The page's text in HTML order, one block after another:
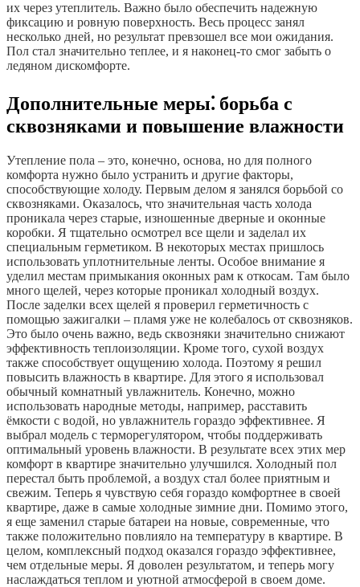
их через утеплитель. Важно было обеспечить надежную
фиксацию и ровную поверхность. Весь процесс занял
несколько дней, но результат превзошел все мои ожидания.
Пол стал значительно теплее, и я наконец-то смог забыть о
ледяном дискомфорте.
Дополнительные меры⁚ борьба с
сквозняками и повышение влажности
Утепление пола – это, конечно, основа, но для полного
комфорта нужно было устранить и другие факторы,
способствующие холоду. Первым делом я занялся борьбой со
сквозняками. Оказалось, что значительная часть холода
проникала через старые, изношенные дверные и оконные
коробки. Я тщательно осмотрел все щели и заделал их
специальным герметиком. В некоторых местах пришлось
использовать уплотнительные ленты. Особое внимание я
уделил местам примыкания оконных рам к откосам. Там было
много щелей, через которые проникал холодный воздух.
После заделки всех щелей я проверил герметичность с
помощью зажигалки – пламя уже не колебалось от сквозняков.
Это было очень важно, ведь сквозняки значительно снижают
эффективность теплоизоляции. Кроме того, сухой воздух
также способствует ощущению холода. Поэтому я решил
повысить влажность в квартире. Для этого я использовал
обычный комнатный увлажнитель. Конечно, можно
использовать народные методы, например, расставить
ёмкости с водой, но увлажнитель гораздо эффективнее. Я
выбрал модель с терморегулятором, чтобы поддерживать
оптимальный уровень влажности. В результате всех этих мер
комфорт в квартире значительно улучшился. Холодный пол
перестал быть проблемой, а воздух стал более приятным и
свежим. Теперь я чувствую себя гораздо комфортнее в своей
квартире, даже в самые холодные зимние дни. Помимо этого,
я еще заменил старые батареи на новые, современные, что
также положительно повлияло на температуру в квартире. В
целом, комплексный подход оказался гораздо эффективнее,
чем отдельные меры. Я доволен результатом, и теперь могу
наслаждаться теплом и уютной атмосферой в своем доме.